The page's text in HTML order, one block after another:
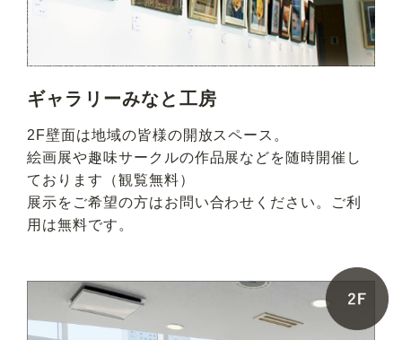
ギャラリーみなと工房
2F壁面は地域の皆様の開放スペース。
絵画展や趣味サークルの作品展などを随時開催し
ております（観覧無料）
展示をご希望の方はお問い合わせください。ご利
用は無料です。